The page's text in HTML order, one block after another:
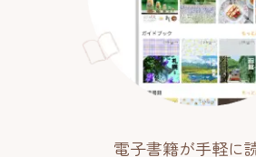
電子書籍が手軽に